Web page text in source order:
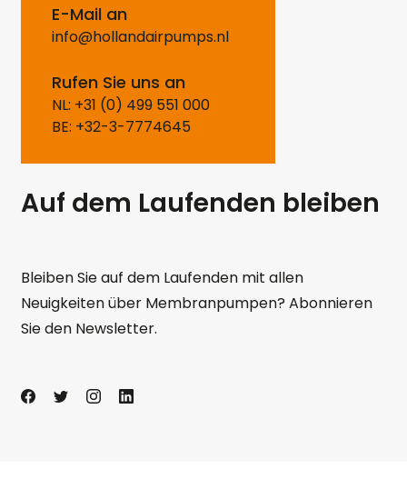
E-Mail an
info@hollandairpumps.nl
Rufen Sie uns an
NL: +31 (0) 499 551 000
BE: +32-3-7774645
Auf dem Laufenden bleiben
Bleiben Sie auf dem Laufenden mit allen
Neuigkeiten über Membranpumpen? Abonnieren
Sie den Newsletter.